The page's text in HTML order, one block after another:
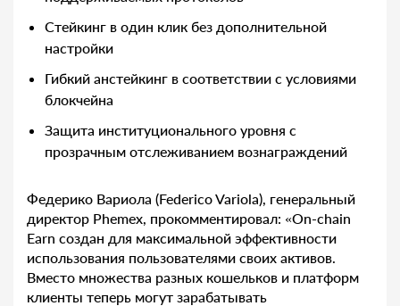
Стейкинг в один клик без дополнительной
настройки
Гибкий анстейкинг в соответствии с условиями
блокчейна
Защита институционального уровня с
прозрачным отслеживанием вознаграждений
Федерико Вариола (Federico Variola), генеральный
директор Phemex, прокомментировал: «On-chain
Earn создан для максимальной эффективности
использования пользователями своих активов.
Вместо множества разных кошельков и платформ
клиенты теперь могут зарабатывать